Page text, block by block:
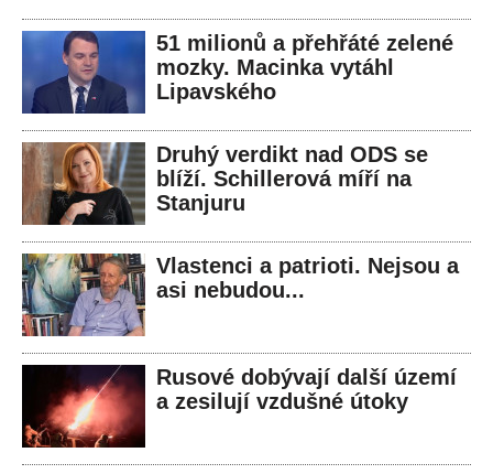
51 milionů a přehřáté zelené
mozky. Macinka vytáhl
Lipavského
Druhý verdikt nad ODS se
blíží. Schillerová míří na
Stanjuru
Vlastenci a patrioti. Nejsou a
asi nebudou...
Rusové dobývají další území
a zesilují vzdušné útoky